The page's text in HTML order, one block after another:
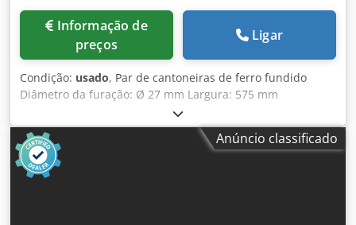
preços
Ligar
Condição: usado, Par de cantoneiras de ferro fundido
Diâmetro da furação: Ø 27 mm Largura: 575 mm
Profundidade: 2000 mm Altura total: 4000 mm Peso
unitário: aprox. 6 toneladas Chsdpfxszmw Nao Ai Ssa
Anúncio classificado